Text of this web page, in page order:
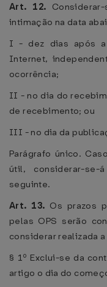
Art. 12.
intimação na data
I - dez dias após a
Internet,
ocorrência;
II - no dia do
de recebimento; ou
III - no dia da
Parágrafo único.
útil, considerar-
seguinte.
Art. 13. Os prazos
pelas OPS serão
considerar realizada
§ 1º Exclui-se da
artigo o dia do